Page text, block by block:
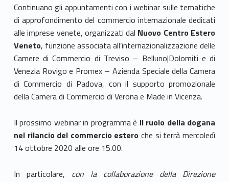
Continuano gli appuntamenti con i webinar sulle tematiche
di approfondimento del commercio internazionale dedicati
alle imprese venete, organizzati dal Nuovo Centro Estero
Veneto, funzione associata all’internazionalizzazione delle
Camere di Commercio di Treviso – Belluno|Dolomiti e di
Venezia Rovigo e Promex – Azienda Speciale della Camera
di Commercio di Padova, con il supporto promozionale
della Camera di Commercio di Verona e Made in Vicenza.
Il prossimo webinar in programma è Il ruolo della dogana
nel rilancio del commercio estero che si terràmercoledì
14 ottobre 2020 alle ore 15.00.
In particolare, con la collaborazione della Direzione